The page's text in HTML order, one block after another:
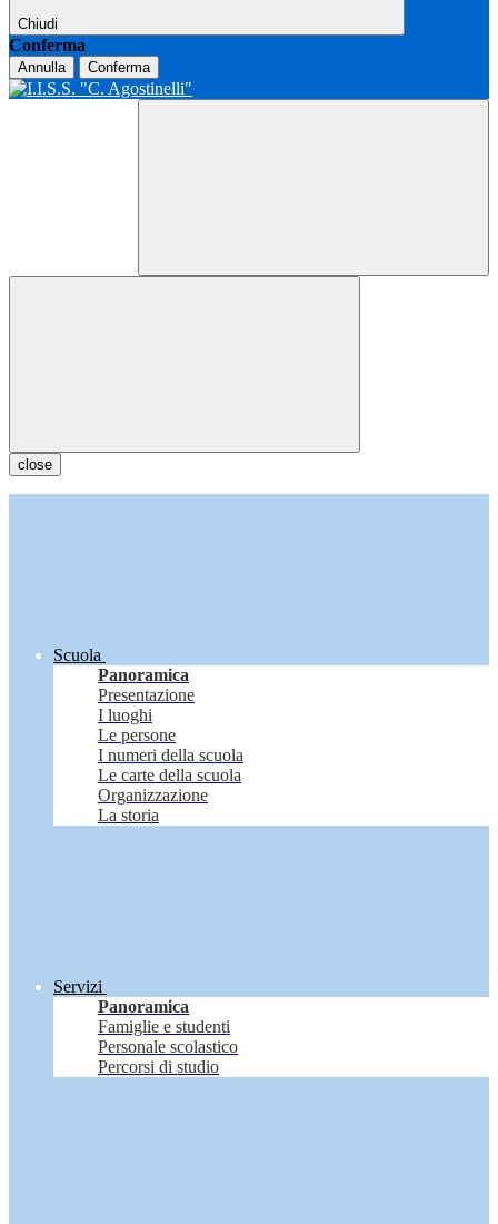
Chiudi
Conferma
Annulla Conferma
close
Scuola
Panoramica
Presentazione
I luoghi
Le persone
I numeri della scuola
Le carte della scuola
Organizzazione
La storia
Servizi
Panoramica
Famiglie e studenti
Personale scolastico
Percorsi di studio